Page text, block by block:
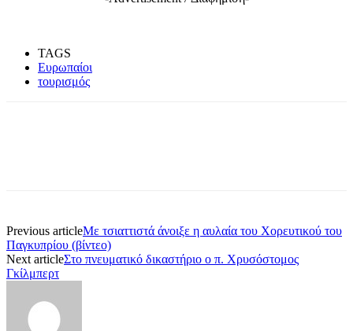
TAGS
Ευρωπαίοι
τουρισμός
Previous articleΜε τσιαττιστά άνοιξε η αυλαία του Χορευτικού του
Παγκυπρίου (βίντεο)
Next articleΣτο πνευματικό δικαστήριο ο π. Χρυσόστομος
Γκίλμπερτ